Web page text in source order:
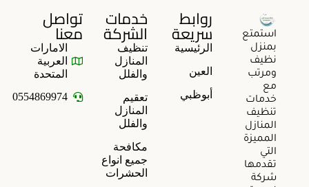
استمتع
بمنزل
نظيف
ومرتب
مع
خدمات
تنظيف
المنازل
المميزة
التي
تقدمها
شركة
روابط
سريعة
الرئيسية
العين
أبوظبي
خدمات
الشركة
تنظيف
المنازل
والفلل
تعقيم
المنازل
والفلل
مكافحة
جميع انواع
الحشرات
تواصل
معناالامارات
العربية
المتحدة
0554869974